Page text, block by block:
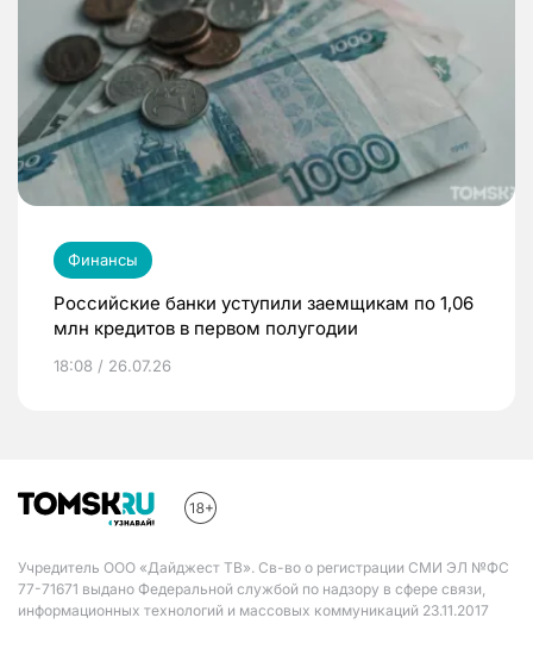
Финансы
Российские банки уступили заемщикам по 1,06
млн кредитов в первом полугодии
18:08 / 26.07.26
Учредитель ООО «Дайджест ТВ». Св-во о регистрации СМИ ЭЛ №ФС
77-71671 выдано Федеральной службой по надзору в сфере связи,
информационных технологий и массовых коммуникаций 23.11.2017